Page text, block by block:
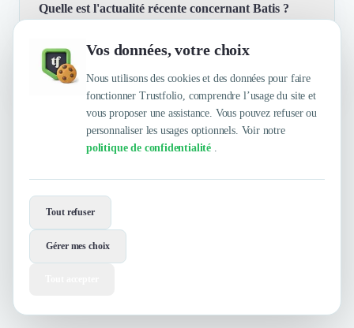
Vos données, votre choix
Nous utilisons des cookies et des données pour faire
fonctionner Trustfolio, comprendre l’usage du site et
vous proposer une assistance. Vous pouvez refuser ou
personnaliser les usages optionnels. Voir notre
politique de confidentialité .
Tout refuser
Gérer mes choix
Batis est une plateforme collaborative conçue pour
dossiers administratifs et automatiser les processus
d'agrément. Elle permet d'optimiser la productivité en
rationalisant ces tâches essentielles.
Quelle est l'actualité récente concernant Batis ?
Batis rejoint le groupe Once For All, un leader
européen des solutions de gestion de la conformité, de
sourcing et de digitalisation des chantiers. Cette
intégration permet d'offrir des services encore plus
complets et intégrés à nos clients.
Quelles sont les principales qualités que leur
reconnaissent leurs clients ?
Trustfolio a authentifié les feedbacks suivants :